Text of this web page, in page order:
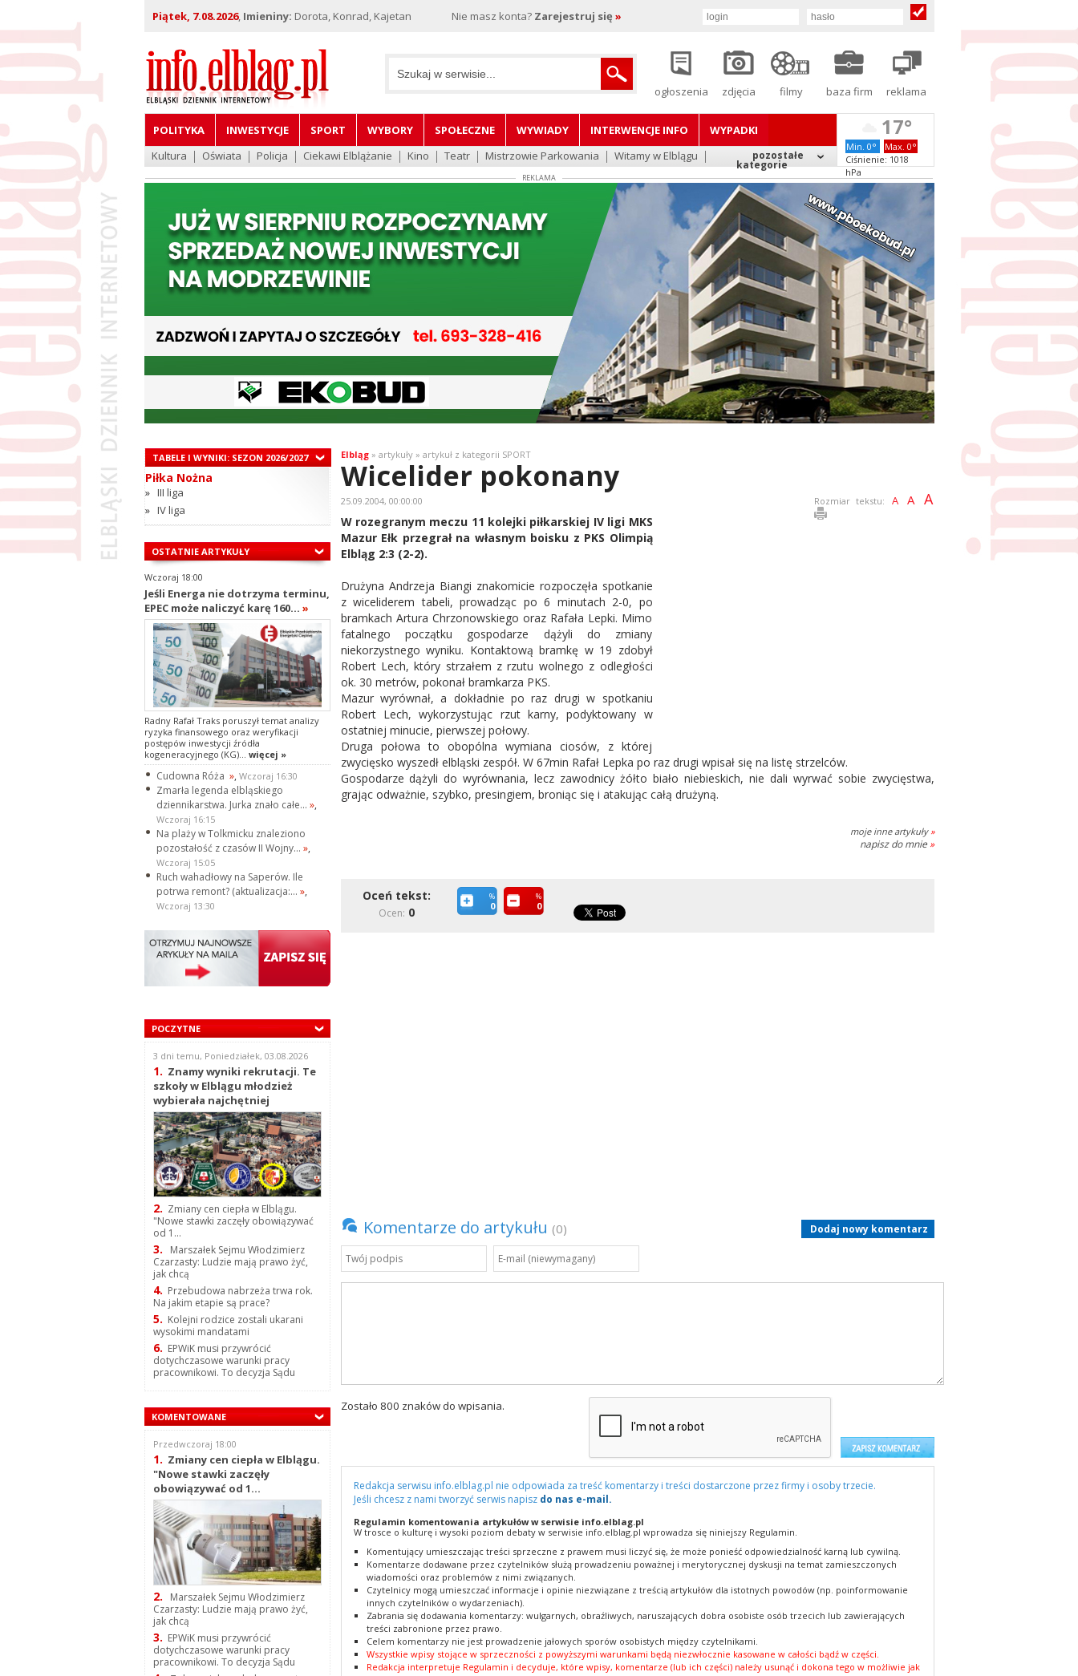
Piątek, 7.08.2026, Imieniny: Dorota, Konrad, Kajetan Nie masz konta? Zarejestruj się »
ogłoszenia zdjęcia filmy baza firm reklama
POLITYKA INWESTYCJE SPORT WYBORY SPOŁECZNE WYWIADY INTERWENCJE INFO
WYPADKI
Kultura
Oświata Policja Ciekawi Elblążanie Kino Teatr Mistrzowie Parkowania Witamy w Elblągu pozostałe
kategorie
17°
Min. 0°
Max. 0°
Ciśnienie: 1018
hPa
REKLAMA
TABELE I WYNIKI: SEZON 2026/2027
Piłka Nożna
» III liga
» IV liga
OSTATNIE ARTYKUŁY
Wczoraj 18:00
Jeśli Energa nie dotrzyma terminu,
EPEC może naliczyć karę 160... »
Radny Rafał Traks poruszył temat analizy
ryzyka finansowego oraz weryfikacji
postępów inwestycji źródła
kogeneracyjnego (KG)... więcej »
Cudowna Róża », Wczoraj 16:30
Zmarła legenda elbląskiego
dziennikarstwa. Jurka znało całe... »,
Wczoraj 16:15
Na plaży w Tolkmicku znaleziono
pozostałość z czasów II Wojny... »,
Wczoraj 15:05
Ruch wahadłowy na Saperów. Ile
potrwa remont? (aktualizacja:... »,
Wczoraj 13:30
POCZYTNE
3 dni temu, Poniedziałek, 03.08.2026
1. Znamy wyniki rekrutacji. Te
szkoły w Elblągu młodzież
wybierała najchętniej
2. Zmiany cen ciepła w Elblągu.
"Nowe stawki zaczęły obowiązywać
od 1...
3.
Marszałek Sejmu Włodzimierz
Czarzasty: Ludzie mają prawo żyć,
jak chcą
4. Przebudowa nabrzeża trwa rok.
Na jakim etapie są prace?
5. Kolejni rodzice zostali ukarani
wysokimi mandatami
6. EPWiK musi przywrócić
dotychczasowe warunki pracy
pracownikowi. To decyzja Sądu
KOMENTOWANE
Przedwczoraj 18:00
1. Zmiany cen ciepła w Elblągu.
"Nowe stawki zaczęły
obowiązywać od 1...
2.
Marszałek Sejmu Włodzimierz
Czarzasty: Ludzie mają prawo żyć,
jak chcą
3. EPWiK musi przywrócić
dotychczasowe warunki pracy
pracownikowi. To decyzja Sądu
Elbląg» artykuły » artykuł z kategorii SPORT
Wicelider pokonany
25.09.2004, 00:00:00 Rozmiar tekstu: A A A
W rozegranym meczu 11 kolejki piłkarskiej IV ligi MKS
Mazur Ełk przegrał na własnym boisku z PKS Olimpią
Elbląg 2:3 (2-2).
Drużyna Andrzeja Biangi znakomicie rozpoczęła spotkanie
z wiceliderem tabeli, prowadząc po 6 minutach 2-0, po
bramkach Artura Chrzonowskiego oraz Rafała Lepki. Mimo
fatalnego początku gospodarze dążyli do zmiany
niekorzystnego wyniku. Kontaktową bramkę w 19 zdobył
Robert Lech, który strzałem z rzutu wolnego z odległości
ok. 30 metrów, pokonał bramkarza PKS.
Mazur wyrównał, a dokładnie po raz drugi w spotkaniu
Robert Lech, wykorzystując rzut karny, podyktowany w
ostatniej minucie, pierwszej połowy.
Druga połowa to obopólna wymiana ciosów, z której
zwycięsko wyszedł elbląski zespół. W 67min Rafał Lepka po raz drugi wpisał się na listę strzelców.
Gospodarze dążyli do wyrównania, lecz zawodnicy żółto biało niebieskich, nie dali wyrwać sobie zwycięstwa,
grając odważnie, szybko, presingiem, broniąc się i atakując całą drużyną.
moje inne artykuły »
napisz do mnie »
Oceń tekst:
Ocen: 0
%
0
%
0
Komentarze do artykułu (0) Dodaj nowy komentarz
Zostało 800 znaków do wpisania.
Redakcja serwisu info.elblag.pl nie odpowiada za treść komentarzy i treści dostarczone przez firmy i osoby trzecie.
Jeśli chcesz z nami tworzyć serwis napisz do nas e-mail.
Regulamin komentowania artykułów w serwisie info.elblag.pl
W trosce o kulturę i wysoki poziom debaty w serwisie info.elblag.pl wprowadza się niniejszy Regulamin.
Komentujący umieszczając treści sprzeczne z prawem musi liczyć się, że może ponieść odpowiedzialność karną lub cywilną.
Komentarze dodawane przez czytelników służą prowadzeniu poważnej i merytorycznej dyskusji na temat zamieszczonych
wiadomości oraz problemów z nimi związanych.
Czytelnicy mogą umieszczać informacje i opinie niezwiązane z treścią artykułów dla istotnych powodów (np. poinformowanie
innych czytelników o wydarzeniach).
Zabrania się dodawania komentarzy: wulgarnych, obraźliwych, naruszających dobra osobiste osób trzecich lub zawierających
treści zabronione przez prawo.
Celem komentarzy nie jest prowadzenie jałowych sporów osobistych między czytelnikami.
Wszystkie wpisy stojące w sprzeczności z powyższymi warunkami będą niezwłocznie kasowane w całości bądź w części.
Redakcja interpretuje Regulamin i decyduje, które wpisy, komentarze (lub ich części) należy usunąć i dokona tego w możliwie jak